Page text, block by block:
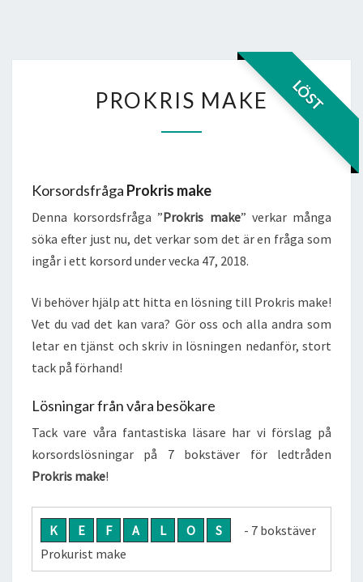
LÖST
MAKE
PROKRIS MAKE
Korsordsfråga Prokris make
Denna korsordsfråga ”Prokris make” verkar många
söka efter just nu, det verkar som det är en fråga som
ingår i ett korsord under vecka 47, 2018.
Vi behöver hjälp att hitta en lösning till Prokris make!
Vet du vad det kan vara? Gör oss och alla andra som
letar en tjänst och skriv in lösningen nedanför, stort
tack på förhand!
Lösningar från våra besökare
Tack vare våra fantastiska läsare har vi förslag på
korsordslösningar på 7 bokstäver för ledtråden
Prokris make!
K E F A L O S
- 7 bokstäver
Prokurist make